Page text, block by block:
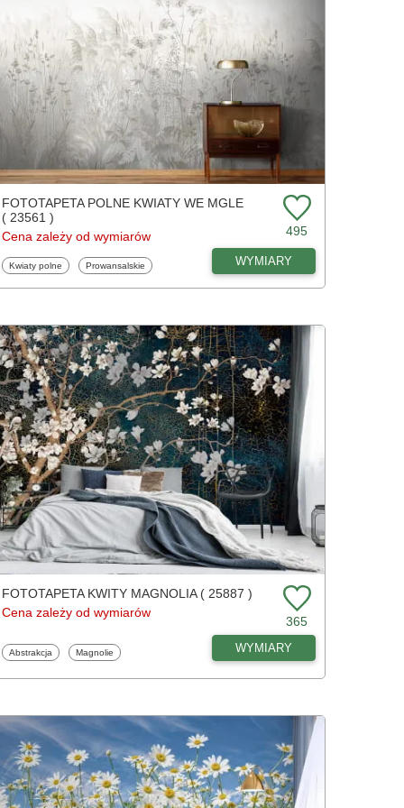
FOTOTAPETA POLNE KWIATY WE MGLE
( 23561 )
Cena zależy od wymiarów
495
Fototapety
Kwiaty polne Fototapety
Prowansalskie WYMIARY
FOTOTAPETA KWITY MAGNOLIA ( 25887 )
Cena zależy od wymiarów
365
Fototapety
Abstrakcja Fototapety
Magnolie WYMIARY